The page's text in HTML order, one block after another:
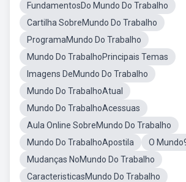
FundamentosDo Mundo Do Trabalho
Cartilha SobreMundo Do Trabalho
ProgramaMundo Do Trabalho
Mundo Do TrabalhoPrincipais Temas
Imagens DeMundo Do Trabalho
Mundo Do TrabalhoAtual
Mundo Do TrabalhoAcessuas
Aula Online SobreMundo Do Trabalho
Mundo Do TrabalhoApostila
O
Mudanças NoMundo Do Trabalho
CaracteristicasMundo Do Trabalho